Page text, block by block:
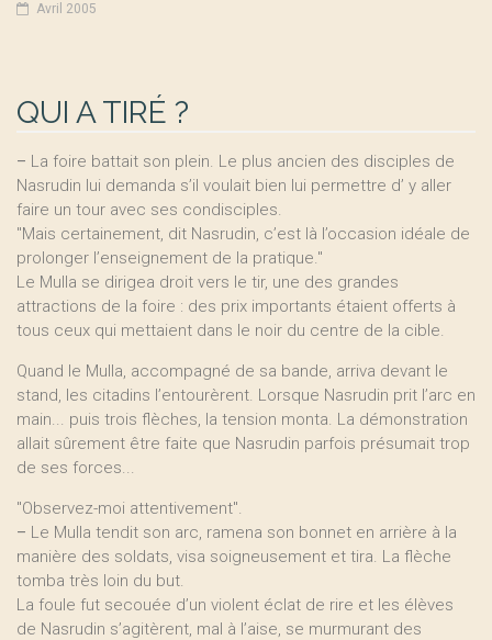
Avril 2005
QUI A TIRÉ ?
– La foire battait son plein. Le plus ancien des disciples de
Nasrudin lui demanda s’il voulait bien lui permettre d’ y aller
faire un tour avec ses condisciples.
"Mais certainement, dit Nasrudin, c’est là l’occasion idéale de
prolonger l’enseignement de la pratique."
Le Mulla se dirigea droit vers le tir, une des grandes
attractions de la foire : des prix importants étaient offerts à
tous ceux qui mettaient dans le noir du centre de la cible.
Quand le Mulla, accompagné de sa bande, arriva devant le
stand, les citadins l’entourèrent. Lorsque Nasrudin prit l’arc en
main... puis trois flèches, la tension monta. La démonstration
allait sûrement être faite que Nasrudin parfois présumait trop
de ses forces...
"Observez-moi attentivement".
– Le Mulla tendit son arc, ramena son bonnet en arrière à la
manière des soldats, visa soigneusement et tira. La flèche
tomba très loin du but.
La foule fut secouée d’un violent éclat de rire et les élèves
de Nasrudin s’agitèrent, mal à l’aise, se murmurant des